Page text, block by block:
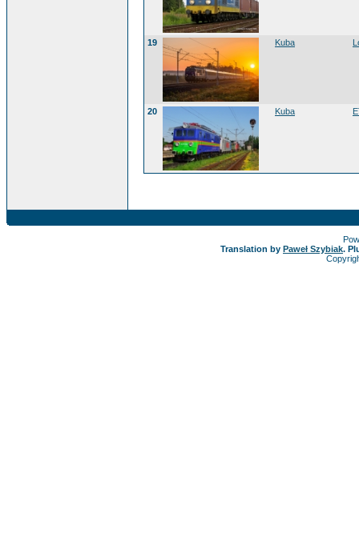
19 Kuba
20 Kuba
Translation by Paweł Szybiak.